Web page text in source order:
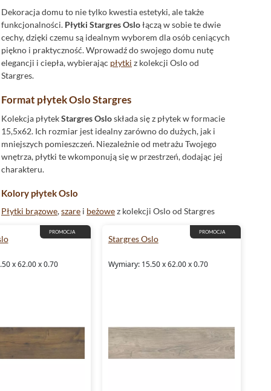
Dekoracja domu to nie tylko kwestia estetyki, ale także
funkcjonalności. Płytki Stargres Oslołączą w sobie te dwie
cechy, dzięki czemu są idealnym wyborem dla osób ceniących
piękno i praktyczność. Wprowadź do swojego domu nutę
elegancji i ciepła, wybierając płytki z kolekcji Oslo od
Stargres.
Format płytek Oslo Stargres
Kolekcja płytekStargres Osloskłada się z płytek w formacie
15,5x62. Ich rozmiar jest idealny zarówno do dużych, jak i
mniejszych pomieszczeń. Niezależnie od metrażu Twojego
wnętrza, płytki te wkomponują się w przestrzeń, dodając jej
charakteru.
Kolory płytek Oslo
Płytki brązowe,szare i beżowez kolekcji Oslo od Stargres
wprowadzą do Twojego wnętrza ciepłą atmosferę. Ich
naturalne odcienie nawiązują do piękna natury, co sprawia,
minimalizm i prostotę.
oraz doskonałymi parametrami antypoślizgowymi (R10).
Dodatkowo, powierzchnia płytek jest
struktura nawiązuje do drewna, co dodaje im naturalnego
PROMOCJA
x 62.00 x 0.70
PROMOCJA
Stargres Oslo
Wymiary: 15.50 x 62.00 x 0.70